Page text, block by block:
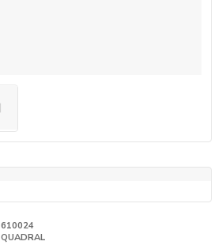
610024
QUADRAL